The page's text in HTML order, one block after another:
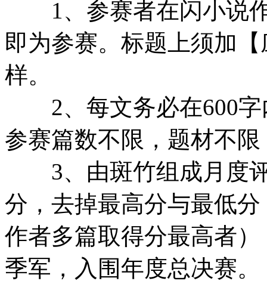
1、参赛者在闪小说
即为参赛。标题上须加
样。
2、每文务必在600字
参赛篇数不限，题材不
3、由斑竹组成月度评
分，去掉最高分与最低
作者多篇取得分最高者
季军，入围年度总决赛。